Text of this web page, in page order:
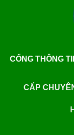
CỔNG THÔNG
CẤP